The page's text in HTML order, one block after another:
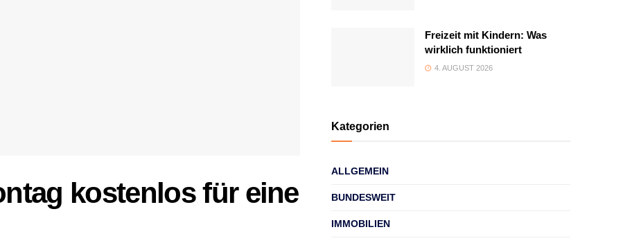
kostenlos für eine
Freizeit mit Kindern: Was
wirklich funktioniert
4. AUGUST 2026
Kategorien
ALLGEMEIN
BUNDESWEIT
IMMOBILIEN